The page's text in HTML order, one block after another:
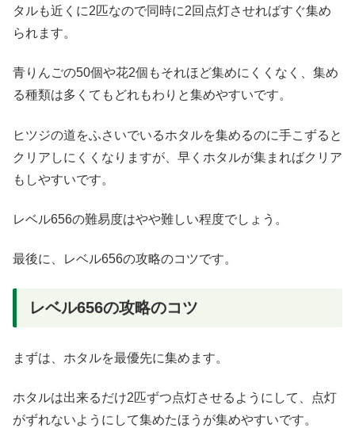
タルも近くに2匹なので同時に2回点灯させればすぐ集め
られます。
青りんごの50個や花2個もそれほど集めにくくなく、集め
る種類は多くてもどれもわりと集めやすいです。
ヒツジの道をふさいでいるホタルを集めるのに手こずると
クリアしにくくなりますが、早くホタルが集まればクリア
もしやすいです。
レベル656の難易度はやや難しい程度でしょう。
最後に、レベル656の攻略のコツです。
レベル656の攻略のコツ
まずは、ホタルを最優先に集めます。
ホタルは出来るだけ2匹ずつ点灯させるようにして、点灯
がずれないようにして集めたほうが集めやすいです。